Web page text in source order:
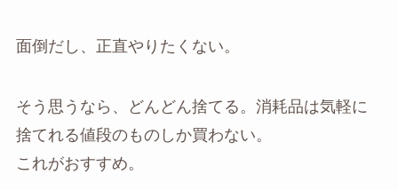
面倒だし、正直やりたくない。
そう思うなら、どんどん捨てる。消耗品は気軽に
捨てれる値段のものしか買わない。
これがおすすめ。